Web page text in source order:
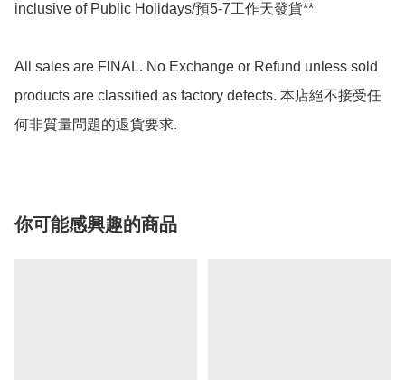
inclusive of Public Holidays/預5-7工作天發貨**
All sales are FINAL. No Exchange or Refund unless sold
products are classified as factory defects. 本店絕不接受任
何非質量問題的退貨要求.
你可能感興趣的商品